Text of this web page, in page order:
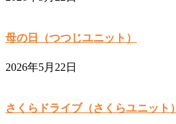
母の日（つつじユニット）
2026年5月22日
さくらドライブ（さくらユニット）